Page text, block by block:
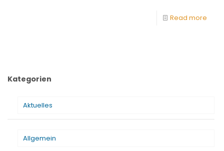
Read more
Kategorien
Aktuelles
Allgemein